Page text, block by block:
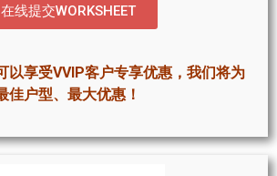
在线提交WORKSHEET
以享受VVIP客户专享优惠，我们将为
佳户型、最大优惠！